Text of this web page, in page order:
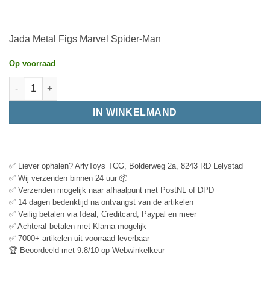
Jada Metal Figs Marvel Spider-Man
Op voorraad
IN WINKELMAND
✅ Liever ophalen? ArlyToys TCG, Bolderweg 2a, 8243 RD Lelystad
✅ Wij verzenden binnen 24 uur 📦
✅ Verzenden mogelijk naar afhaalpunt met PostNL of DPD
✅ 14 dagen bedenktijd na ontvangst van de artikelen
✅ Veilig betalen via Ideal, Creditcard, Paypal en meer
✅ Achteraf betalen met Klarna mogelijk
✅ 7000+ artikelen uit voorraad leverbaar
🏆 Beoordeeld met 9.8/10 op Webwinkelkeur